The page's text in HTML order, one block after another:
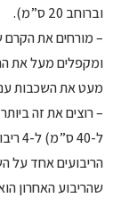
וברוחב 20 ס”מ).
– מורחים את הקרם
מעט את השכבות עם
– רוצים את זה
הריבועים אחד על
שהריבוע האחרון